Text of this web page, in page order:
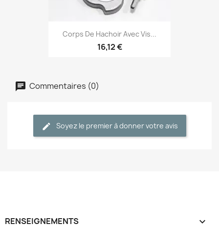
Corps De Hachoir Avec Vis...
16,12 €
Commentaires (0)
Soyez le premier à donner votre avis
RENSEIGNEMENTS 